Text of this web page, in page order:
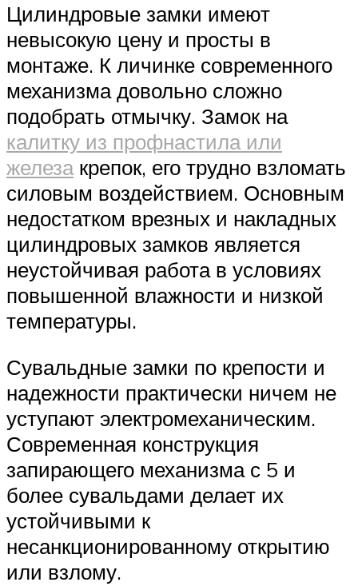
Цилиндровые замки имеют
невысокую цену и просты в
монтаже. К личинке современного
механизма довольно сложно
подобрать отмычку. Замок на
калитку из профнастила или
железакрепок, его трудно взломать
силовым воздействием. Основным
недостатком врезных и накладных
цилиндровых замков является
неустойчивая работа в условиях
повышенной влажности и низкой
температуры.
Сувальдные замки по крепости и
надежности практически ничем не
уступают электромеханическим.
Современная конструкция
запирающего механизма с 5 и
более сувальдами делает их
устойчивыми к
несанкционированному открытию
или взлому.